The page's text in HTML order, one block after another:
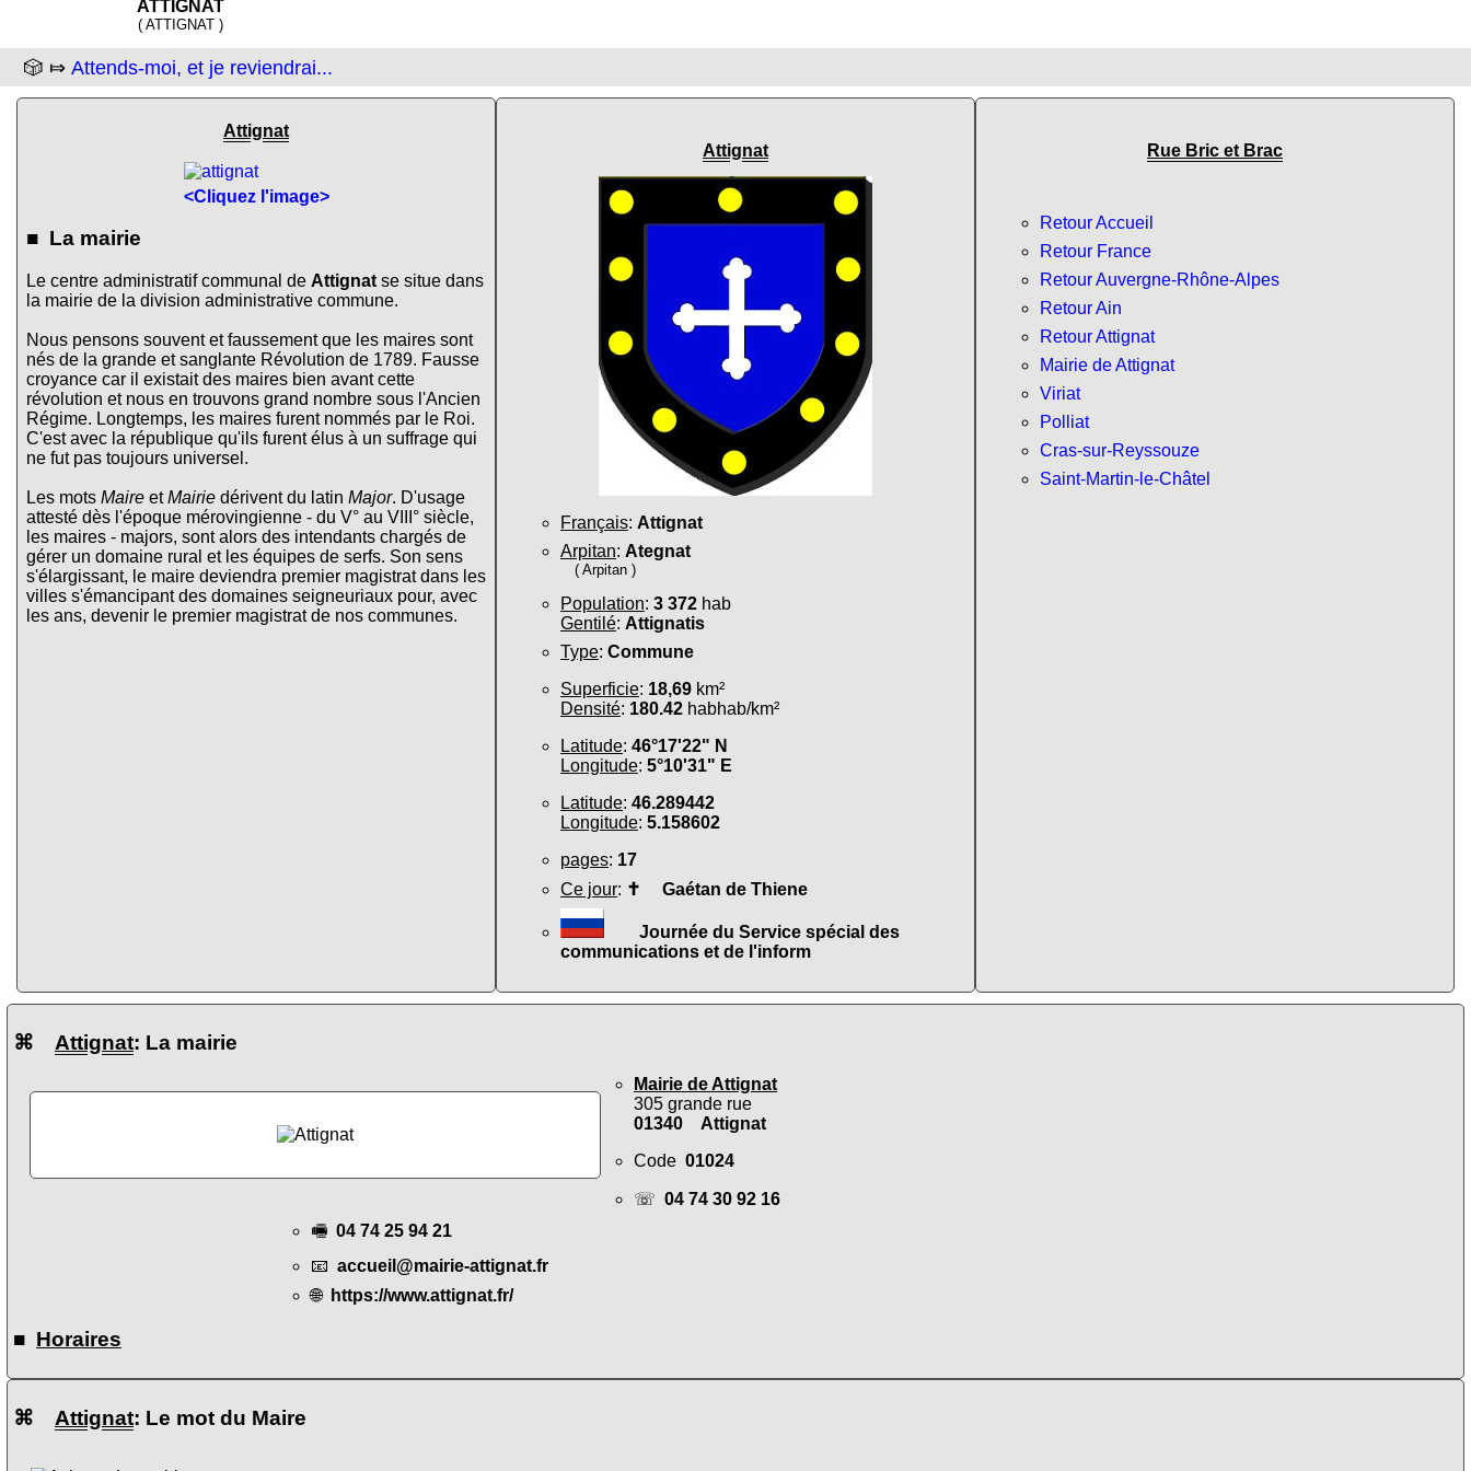
ATTIGNAT
( ATTIGNAT )
🎲 ⤇ Attends-moi, et je reviendrai...
Attignat
<Cliquez l'image>
■ La mairie
Le centre administratif communal de Attignat se situe dans
la mairie de la division administrative commune.
Nous pensons souvent et faussement que les maires sont
nés de la grande et sanglante Révolution de 1789. Fausse
croyance car il existait des maires bien avant cette
révolution et nous en trouvons grand nombre sous l'Ancien
Régime. Longtemps, les maires furent nommés par le Roi.
C'est avec la république qu'ils furent élus à un suffrage qui
ne fut pas toujours universel.
Les mots Maire etMairie dérivent du latin Major. D'usage
attesté dès l'époque mérovingienne - du V° au VIII° siècle,
les maires - majors, sont alors des intendants chargés de
gérer un domaine rural et les équipes de serfs. Son sens
s'élargissant, le maire deviendra premier magistrat dans les
villes s'émancipant des domaines seigneuriaux pour, avec
les ans, devenir le premier magistrat de nos communes.
Attignat
Français: Attignat
Arpitan: Ategnat
( Arpitan )
Population: 3 372 hab
Gentilé: Attignatis
Type: Commune
Superficie: 18,69 km²
Densité: 180.42 habhab/km²
Latitude: 46°17'22" N
Longitude: 5°10'31" E
Latitude: 46.289442
Longitude: 5.158602
pages: 17
Ce jour: ✝ Gaétan de Thiene
Journée du Service spécial des
communications et de l'inform
Rue Bric et Brac
Retour Accueil
Retour France
Retour Auvergne-Rhône-Alpes
Retour Ain
Retour Attignat
Mairie de Attignat
Viriat
Polliat
Cras-sur-Reyssouze
Saint-Martin-le-Châtel
⌘ Attignat: La mairie
Mairie de Attignat
305 grande rue
01340 Attignat
Code 01024
☏ 04 74 30 92 16
🖷 04 74 25 94 21
📧 accueil@mairie-attignat.fr
🌐 https://www.attignat.fr/
■ Horaires
⌘ Attignat: Le mot du Maire